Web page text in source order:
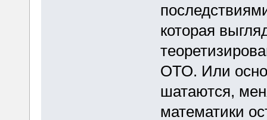
которая
ОТО. Или
шатаются,
математики